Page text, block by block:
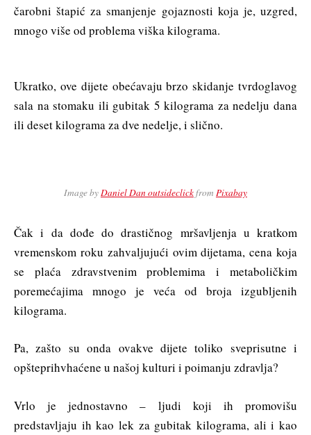
čarobni štapić za smanjenje gojaznosti koja je, uzgred,
mnogo više od problema viška kilograma.
Ukratko, ove dijete obećavaju brzo skidanje tvrdoglavog
sala na stomaku ili gubitak 5 kilograma za nedelju dana
ili deset kilograma za dve nedelje, i slično.
Image by Daniel Dan outsideclickfrom Pixabay
Čak i da dođe do drastičnog mršavljenja u kratkom
vremenskom roku zahvaljujući ovim dijetama, cena koja
se plaća zdravstvenim problemima i metaboličkim
poremećajima mnogo je veća od broja izgubljenih
kilograma.
Pa, zašto su onda ovakve dijete toliko sveprisutne i
opšteprihvhaćene u našoj kulturi i poimanju zdravlja?
Vrlo je jednostavno – ljudi koji ih promovišu
predstavljaju ih kao lek za gubitak kilograma, ali i kao